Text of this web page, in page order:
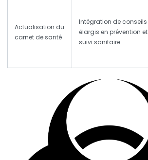
Actualisation du
carnet de santé
Intégration de conseils
élargis en prévention et
suivi sanitaire